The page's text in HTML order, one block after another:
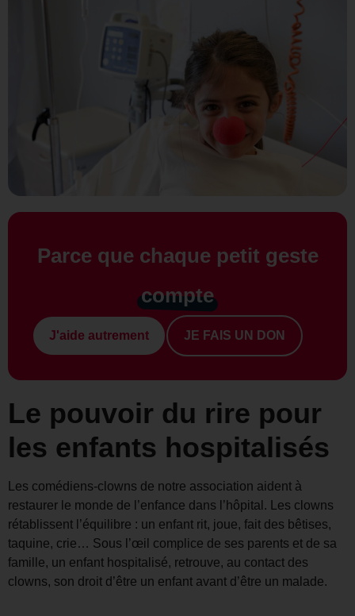
Parce que chaque petit geste
compte
J'aide autrement JE FAIS UN DON
Le pouvoir du rire pour
les enfants hospitalisés
Les comédiens-clowns de notre association aident à
restaurer le monde de l’enfance dans l’hôpital. Les clowns
rétablissent l’équilibre : un enfant rit, joue, fait des bêtises,
taquine, crie… Sous l’œil complice de ses parents et de sa
famille, un enfant hospitalisé, retrouve, au contact des
clowns, son droit d’être un enfant avant d’être un malade.